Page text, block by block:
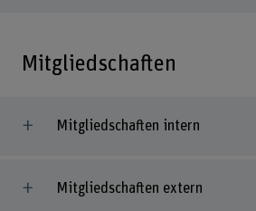
Mitgliedschaften
Mitgliedschaften intern
Mitgliedschaften extern